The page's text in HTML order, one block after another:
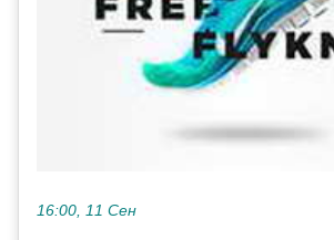
16:00, 11 Сен